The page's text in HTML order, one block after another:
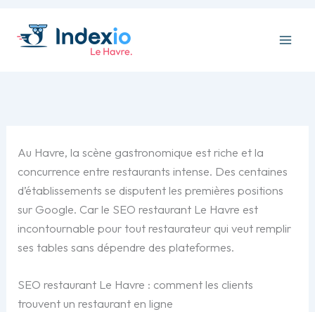
contenu
Au Havre, la scène gastronomique est riche et la
concurrence entre restaurants intense. Des centaines
d’établissements se disputent les premières positions
sur Google. Car le SEO restaurant Le Havre est
incontournable pour tout restaurateur qui veut remplir
ses tables sans dépendre des plateformes.
SEO restaurant Le Havre : comment les clients
trouvent un restaurant en ligne